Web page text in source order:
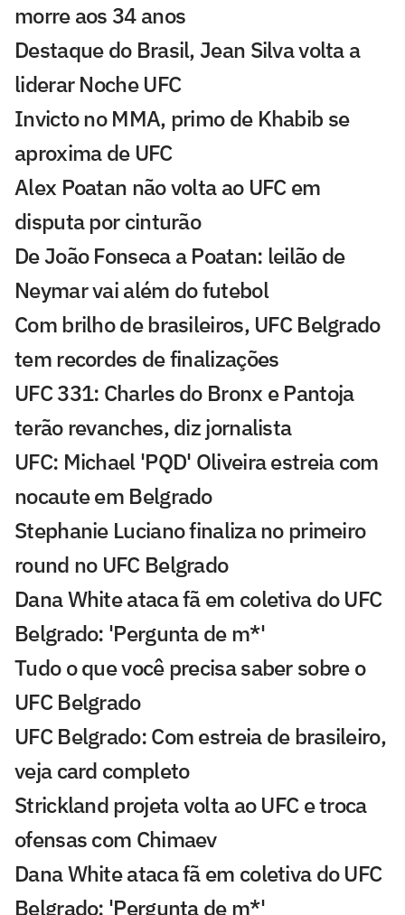
morre aos 34 anos
Destaque do Brasil, Jean Silva volta a
liderar Noche UFC
Invicto no MMA, primo de Khabib se
aproxima de UFC
Alex Poatan não volta ao UFC em
disputa por cinturão
De João Fonseca a Poatan: leilão de
Neymar vai além do futebol
Com brilho de brasileiros, UFC Belgrado
tem recordes de finalizações
UFC 331: Charles do Bronx e Pantoja
terão revanches, diz jornalista
UFC: Michael 'PQD' Oliveira estreia com
nocaute em Belgrado
Stephanie Luciano finaliza no primeiro
round no UFC Belgrado
Dana White ataca fã em coletiva do UFC
Belgrado: 'Pergunta de m*'
Tudo o que você precisa saber sobre o
UFC Belgrado
UFC Belgrado: Com estreia de brasileiro,
veja card completo
Strickland projeta volta ao UFC e troca
ofensas com Chimaev
Dana White ataca fã em coletiva do UFC
Belgrado: 'Pergunta de m*'